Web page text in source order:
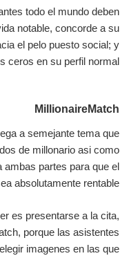
todo el mundo deben
notable, concorde a su
el pelo puesto social; y
ceros en su perfil normal.
MillionaireMatch
a semejante tema que
de millonario asi como
ambas partes para que el
absolutamente rentable.
es presentarse a la cita,
porque las asistentes
imagenes en las que